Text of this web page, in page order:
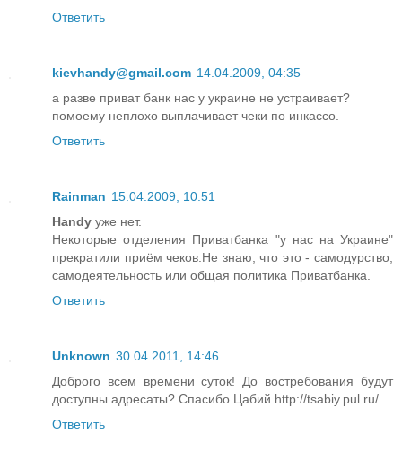
Ответить
kievhandy@gmail.com 14.04.2009, 04:35
а разве приват банк нас у украине не устраивает?
помоему неплохо выплачивает чеки по инкассо.
Ответить
Rainman 15.04.2009, 10:51
Handy уже нет.
Некоторые отделения Приватбанка "у нас на Украине"
прекратили приём чеков.Не знаю, что это - самодурство,
самодеятельность или общая политика Приватбанка.
Ответить
Unknown 30.04.2011, 14:46
Доброго всем времени суток! До востребования будут
доступны адресаты? Спасибо.Цабий http://tsabiy.pul.ru/
Ответить